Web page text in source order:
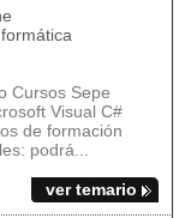
Cursos Sepe
Visual C#
de formación
podrá...
ver temario